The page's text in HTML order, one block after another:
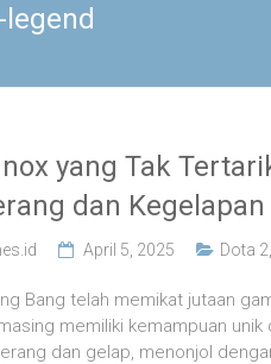
yang Tak
dan
April 5, 2025 Dota 2
Bang telah memikat jutaan
memiliki kemampuan
dan gelap, menonjol